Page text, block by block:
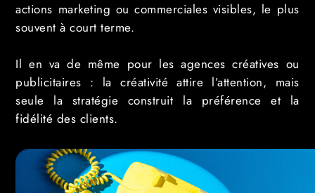
actions marketing ou commerciales visibles, le plus
souvent à court terme.
Il en va de même pour les agences créatives ou
publicitaires : la créativité attire l’attention, mais
seule la stratégie construit la préférence et la
fidélité des clients.